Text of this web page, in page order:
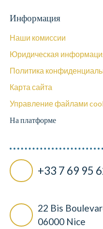
Информация
Наши комиссии
Юридическая
Политика
Карта сайта
Управление файлами
На платформе
+33 7 69 95
22 Bis
06000 Nice